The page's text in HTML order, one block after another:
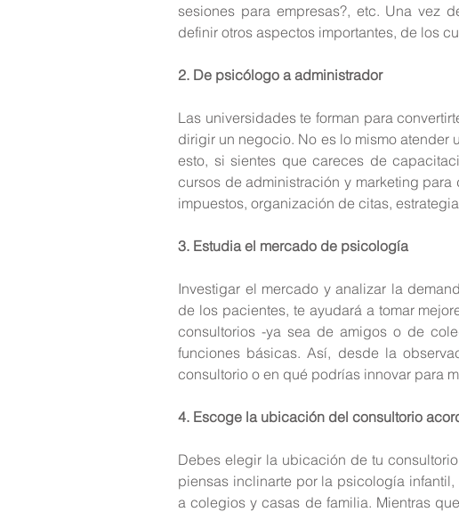
sesiones para empresas?, etc. Una vez
definir otros aspectos importantes, de los
2. De psicólogo a administrador
Las universidades te forman para
dirigir un negocio. No es lo mismo atender
esto, si sientes que careces de
cursos de administración y marketing
impuestos, organización de citas,
3. Estudia el mercado de psicología
Investigar el mercado y analizar la
de los pacientes, te ayudará a tomar
consultorios -ya sea de amigos o de
funciones básicas. Así, desde la
consultorio o en qué podrías innovar para
4. Escoge la ubicación del consultorio
Debes elegir la ubicación de tu
piensas inclinarte por la psicología
a colegios y casas de familia. Mientras